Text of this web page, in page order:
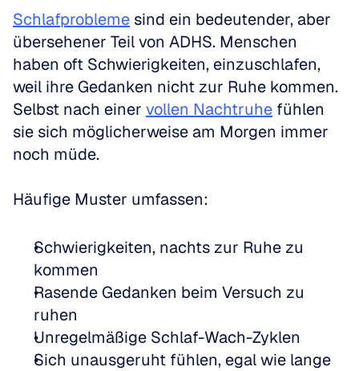
Schlafprobleme sind ein bedeutender, aber
übersehener Teil von ADHS. Menschen
haben oft Schwierigkeiten, einzuschlafen,
weil ihre Gedanken nicht zur Ruhe kommen.
Selbst nach einer vollen Nachtruhe fühlen
sie sich möglicherweise am Morgen immer
noch müde.
Häufige Muster umfassen:
Schwierigkeiten, nachts zur Ruhe zu
kommen
Rasende Gedanken beim Versuch zu
ruhen
Unregelmäßige Schlaf-Wach-Zyklen
Sich unausgeruht fühlen, egal wie lange